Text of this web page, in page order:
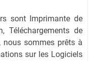
sont Imprimante de
Téléchargements de
nous sommes prêts à
sur les Logiciels